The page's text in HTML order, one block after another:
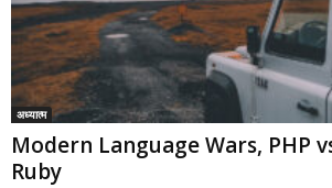
अध्यात्म
Modern Language Wars, PHP
Ruby